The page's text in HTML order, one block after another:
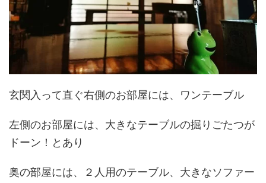
玄関入って直ぐ右側のお部屋には、ワンテーブル
左側のお部屋には、大きなテーブルの掘りごたつが
ドーン！とあり
奥の部屋には、２人用のテーブル、大きなソファー